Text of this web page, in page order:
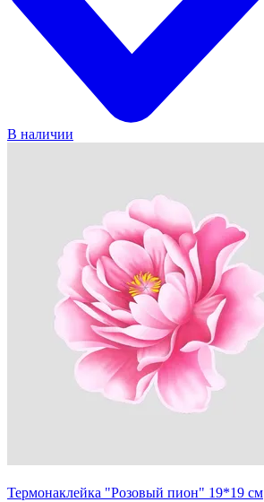
В наличии
Термонаклейка "Розовый пион" 19*19 см